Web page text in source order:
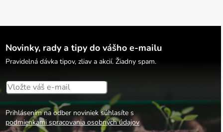
Novinky, rady a tipy do vášho e-mailu
Pravidelná dávka tipov, zliav a akcií. Žiadny spam.
Prihlásením na odber noviniek súhlasíte s
podmienkami spracovania osobných údajov